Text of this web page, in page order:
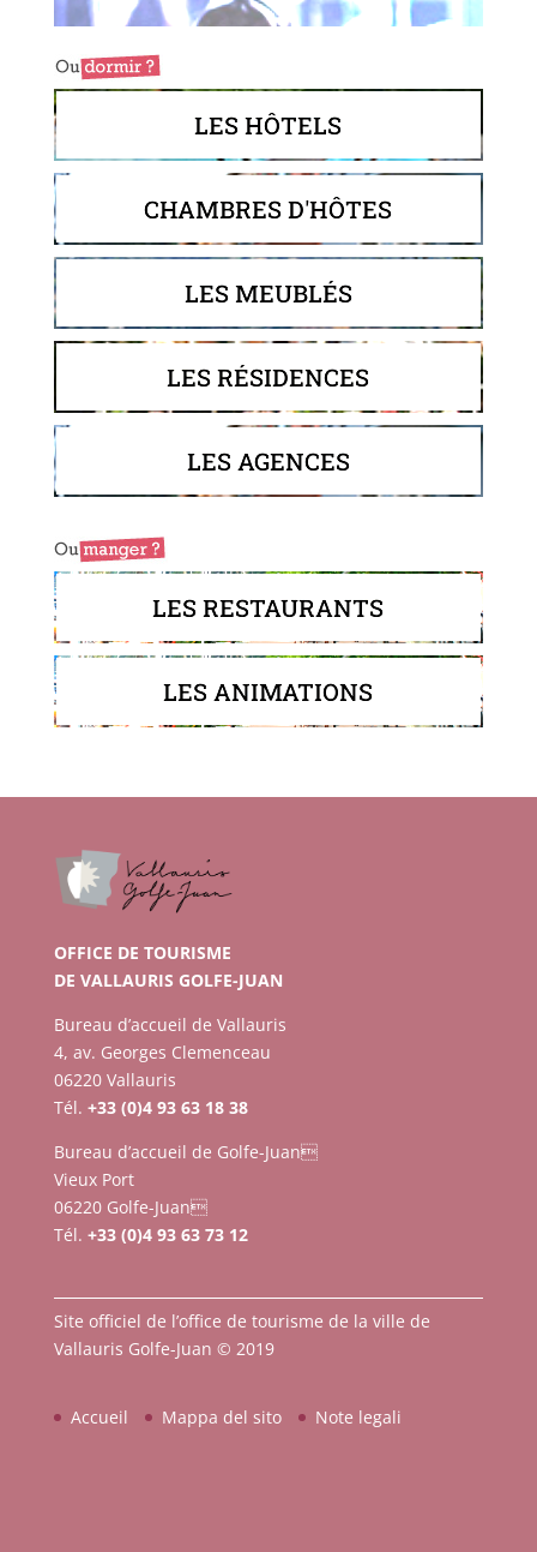
LES HÔTELS
CHAMBRES D'HÔTES
LES MEUBLÉS
LES RÉSIDENCES
LES AGENCES
LES RESTAURANTS
LES ANIMATIONS
OFFICE DE TOURISME
DE VALLAURIS GOLFE-JUAN
Bureau d’accueil de Vallauris
4, av. Georges Clemenceau
06220 Vallauris
Tél. +33 (0)4 93 63 18 38
Bureau d’accueil de Golfe-Juan
Vieux Port
06220 Golfe-Juan
Tél. +33 (0)4 93 63 73 12
Site officiel de l’office de tourisme de la ville de
Vallauris Golfe-Juan © 2019
Accueil Mappa del sito Note legali